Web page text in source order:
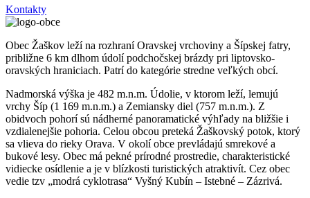
Kontakty
Obec Žaškov leží na rozhraní Oravskej vrchoviny a Šípskej fatry,
približne 6 km dlhom údolí podchočskej brázdy pri liptovsko-
oravských hraniciach. Patrí do kategórie stredne veľkých obcí.
Nadmorská výška je 482 m.n.m. Údolie, v ktorom leží, lemujú
vrchy Šíp (1 169 m.n.m.) a Zemiansky diel (757 m.n.m.). Z
obidvoch pohorí sú nádherné panoramatické výhľady na bližšie i
vzdialenejšie pohoria. Celou obcou preteká Žaškovský potok, ktorý
sa vlieva do rieky Orava. V okolí obce prevládajú smrekové a
bukové lesy. Obec má pekné prírodné prostredie, charakteristické
vidiecke osídlenie a je v blízkosti turistických atraktivít. Cez obec
vedie tzv „modrá cyklotrasa“ Vyšný Kubín – Istebné – Zázrivá.